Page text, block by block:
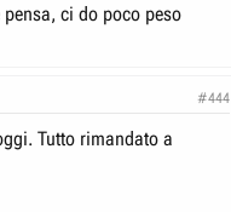
ci do poco peso
#444
Tutto rimandato a